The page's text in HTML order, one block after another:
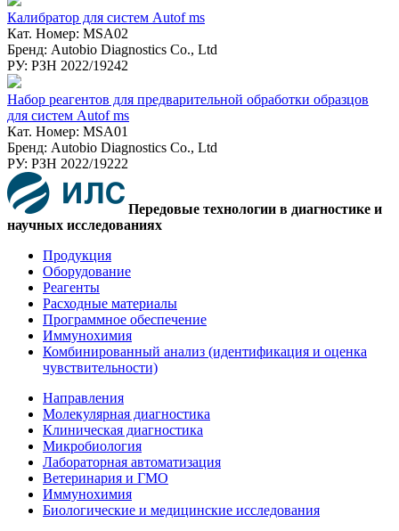
Калибратор для систем Autof ms
Кат. Номер: MSA02
Бренд: Autobio Diagnostics Co., Ltd
РУ: РЗН 2022/19242
Набор реагентов для предварительной обработки образцов
для систем Autof ms
Кат. Номер: MSA01
Бренд: Autobio Diagnostics Co., Ltd
РУ: РЗН 2022/19222
Передовые технологии в диагностике и
научных исследованиях
Продукция
Оборудование
Реагенты
Расходные материалы
Программное обеспечение
Иммунохимия
Комбинированный анализ (идентификация и оценка
чувствительности)
Направления
Молекулярная диагностика
Клиническая диагностика
Микробиология
Лабораторная автоматизация
Ветеринария и ГМО
Иммунохимия
Биологические и медицинские исследования